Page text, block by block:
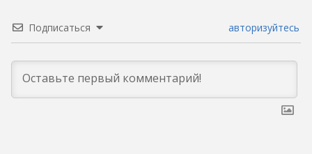
Подписаться авторизуйтесь